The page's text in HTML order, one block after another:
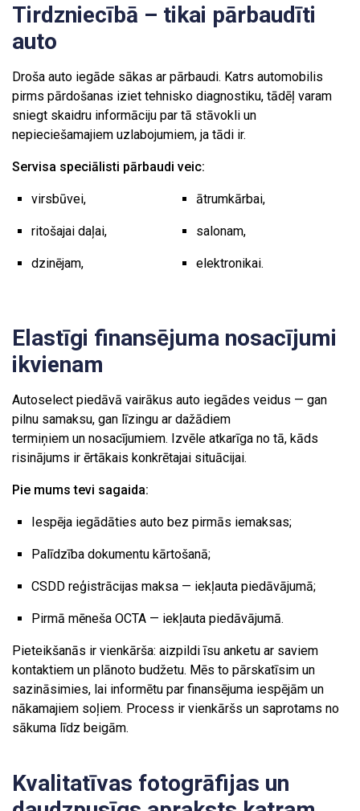
Tirdzniecībā – tikai pārbaudīti
auto
Droša auto iegāde sākas ar pārbaudi. Katrs automobilis
pirms pārdošanas iziet tehnisko diagnostiku, tādēļ varam
sniegt skaidru informāciju par tā stāvokli un
nepieciešamajiem uzlabojumiem, ja tādi ir.
Servisa speciālisti pārbaudi veic:
virsbūvei,
ritošajai daļai,
dzinējam,
ātrumkārbai,
salonam,
elektronikai.
Elastīgi finansējuma nosacījumi
ikvienam
Autoselect piedāvā vairākus auto iegādes veidus — gan
pilnu samaksu, gan līzingu ar dažādiem
termiņiem un nosacījumiem. Izvēle atkarīga no tā, kāds
risinājums ir ērtākais konkrētajai situācijai.
Pie mums tevi sagaida:
Iespēja iegādāties auto bez pirmās iemaksas;
Palīdzība dokumentu kārtošanā;
CSDD reģistrācijas maksa — iekļauta piedāvājumā;
Pirmā mēneša OCTA — iekļauta piedāvājumā.
Pieteikšanās ir vienkārša: aizpildi īsu anketu ar saviem
kontaktiem un plānoto budžetu. Mēs to pārskatīsim un
sazināsimies, lai informētu par finansējuma iespējām un
nākamajiem soļiem. Process ir vienkāršs un saprotams no
sākuma līdz beigām.
Kvalitatīvas fotogrāfijas un